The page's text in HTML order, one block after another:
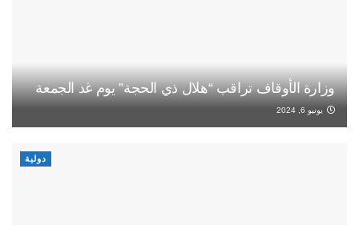
وزارة الأوقاف تراقب “هلال ذي الحجة” يوم غد الجمعة
يونيو 6, 2024
دولية